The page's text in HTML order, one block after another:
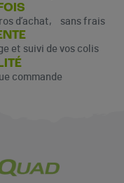
d’achat, sans frais
et suivi de vos colis
commande